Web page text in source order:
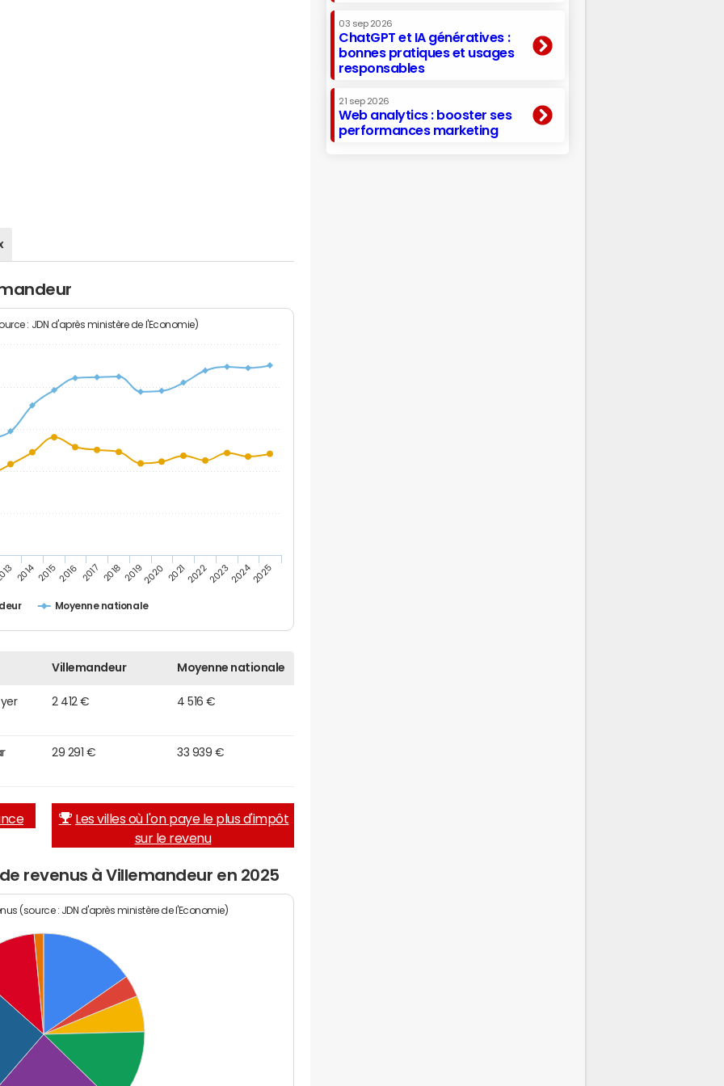
: JDN d'après ministère de l'Economie)
Moyenne nationale
201420152016 2017 201820192020 20212022202320242025
Villemandeur Moyenne nationale
2 412 € 4 516 €
29 291 € 33 939 €
Les villes où l'on paye le plus d'impôt
sur le revenu
revenus à Villemandeur en 2025
(source : JDN d'après ministère de l'Economie)
03 sep 2026
ChatGPT et IA génératives :
bonnes pratiques et usages
responsables
21 sep 2026
Web analytics : booster ses
performances marketing